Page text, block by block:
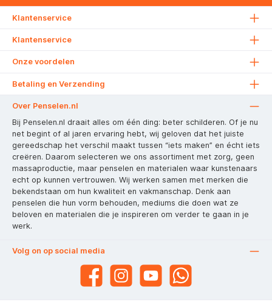
Klantenservice
Klantenservice
Onze voordelen
Betaling en Verzending
Over Penselen.nl
Bij Penselen.nl draait alles om één ding: beter schilderen. Of je nu
net begint of al jaren ervaring hebt, wij geloven dat het juiste
gereedschap het verschil maakt tussen “iets maken” en écht iets
creëren. Daarom selecteren we ons assortiment met zorg, geen
massaproductie, maar penselen en materialen waar kunstenaars
echt op kunnen vertrouwen. Wij werken samen met merken die
bekendstaan om hun kwaliteit en vakmanschap. Denk aan
penselen die hun vorm behouden, mediums die doen wat ze
beloven en materialen die je inspireren om verder te gaan in je
werk.
Volg on op social media